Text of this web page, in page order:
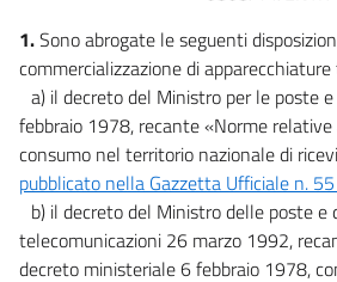
15
Capo VI
Disposizioni in materia di lavoro e
16
17
18
Capo VII
1.Sono abrogate le seguenti
commercializzazione di
a) il decreto del Ministro per le poste
febbraio 1978, recante «Norme
consumo nel territorio nazionale di
pubblicato nella Gazzetta Ufficiale n.
b) il decreto del Ministro delle poste e
telecomunicazioni 26 marzo 1992,
decreto ministeriale 6 febbraio 1978,